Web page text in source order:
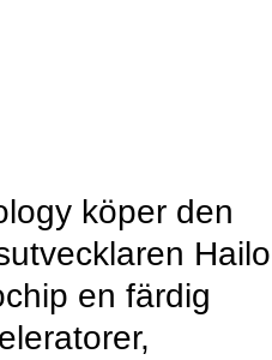
köper den
en färdig